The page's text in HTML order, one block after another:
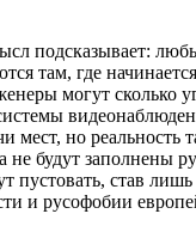
подсказывает:
там, где
могут сколько
мест, но реальность
не будут заполнены
пустовать, став
и русофобии